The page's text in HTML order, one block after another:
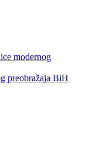
modernog
preobražaja BiH